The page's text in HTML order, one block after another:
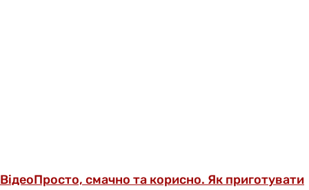
ВідеоПросто, смачно та корисно. Як приготувати